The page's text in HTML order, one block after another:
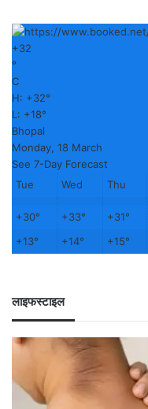
+32
°
C
H: +32°
L: +18°
Bhopal
Monday, 18 March
See 7-Day Forecast
Tue
Wed Thu
+30° +33° +31°
+13° +14° +15°
लाइफस्टाइल